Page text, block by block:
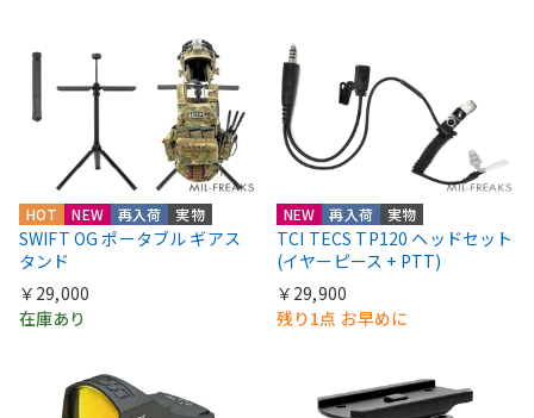
HOT NEW 再入荷 実物
SWIFT OG ポータブル ギアス
タンド
￥29,000
在庫あり
NEW 再入荷 実物
TCI TECS TP120 ヘッドセット
(イヤーピース + PTT)
￥29,900
残り1点 お早めに